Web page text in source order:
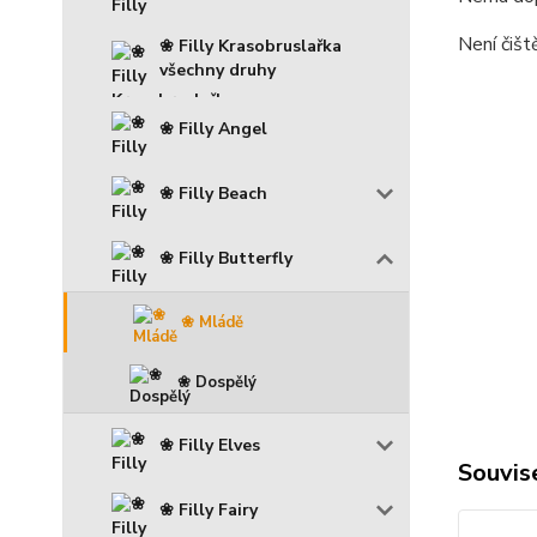
❀ Filly Krasobruslařka
všechny druhy
❀ Filly Angel
❀ Filly Beach
❀ Filly Butterfly
❀ Mládě
❀ Dospělý
❀ Filly Elves
❀ Filly Fairy
Není